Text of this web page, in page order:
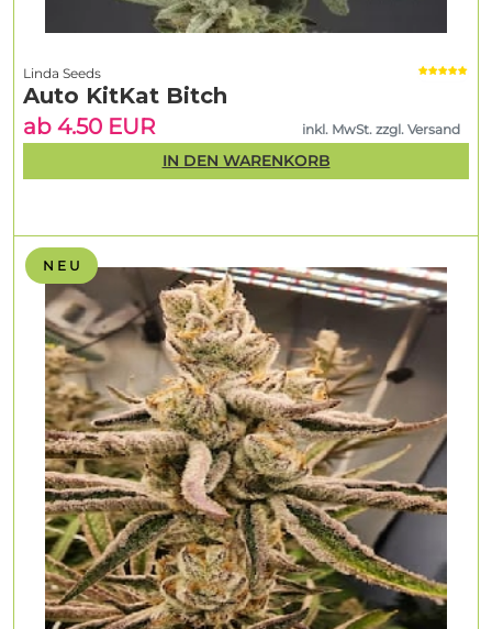
N E U
Linda Seeds
Auto KitKat Bitch
ab 4.50 EUR
inkl. MwSt. zzgl. Versand
IN DEN WARENKORB